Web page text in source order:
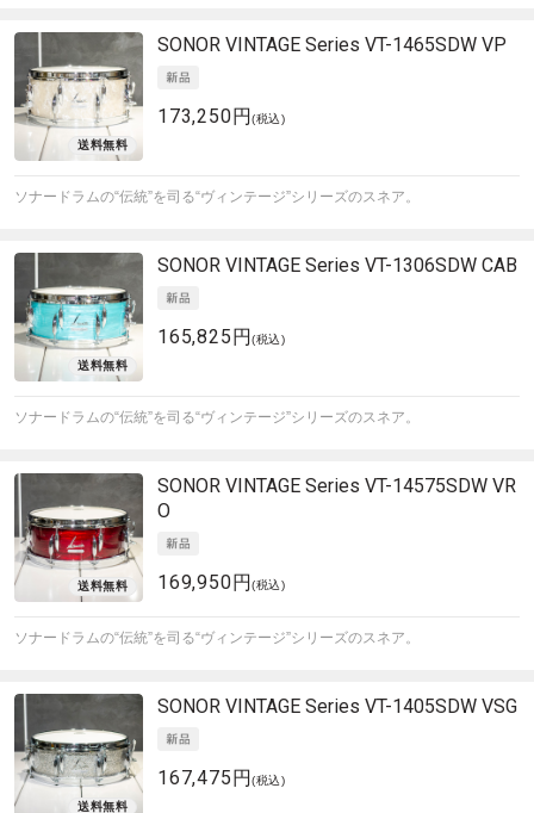
SONOR VINTAGE Series VT-1465SDW VP
173,250円(税込)
ソナードラムの“伝統”を司る“ヴィンテージ”シリーズのスネア。
SONOR VINTAGE Series VT-1306SDW CAB
165,825円(税込)
ソナードラムの“伝統”を司る“ヴィンテージ”シリーズのスネア。
SONOR VINTAGE Series VT-14575SDW VR
O
169,950円(税込)
ソナードラムの“伝統”を司る“ヴィンテージ”シリーズのスネア。
SONOR VINTAGE Series VT-1405SDW VSG
167,475円(税込)